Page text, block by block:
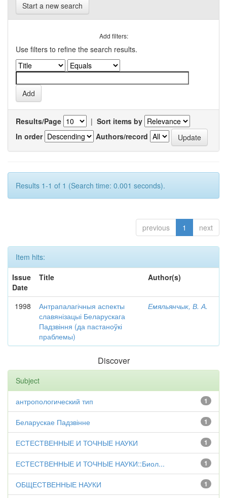
Start a new search
Add filters:
Use filters to refine the search results.
Results/Page | Sort items by
In order
Authors/record
Results 1-1 of 1 (Search time: 0.001 seconds).
previous 1 next
Item hits:
Issue
Date
Title Author(s)
1998
Антрапалагічныя аспекты
славянізацыі Беларускага
Падзвіння (да пастаноўкі
праблемы)
Емяльянчык, В. А.
Discover
Subject
1
антропологический тип
1
Беларускае Падзвінне
1
ЕСТЕСТВЕННЫЕ И ТОЧНЫЕ НАУКИ
1
ЕСТЕСТВЕННЫЕ И ТОЧНЫЕ НАУКИ::Биол...
1
ОБЩЕСТВЕННЫЕ НАУКИ